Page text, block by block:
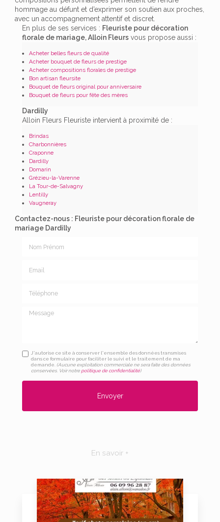
hommage au défunt et d’exprimer son soutien aux proches,
avec un accompagnement attentif et discret.
En plus de ses services : Fleuriste pour décoration
florale de mariage, Alloin Fleurs vous propose aussi :
Acheter belles fleurs de qualité
Acheter bouquet de fleurs de prestige
Acheter compositions florales de prestige
Bon artisan fleursite
Bouquet de fleurs original pour anniversaire
Bouquet de fleurs pour fête des mères
Dardilly
Alloin Fleurs Fleuriste intervient à proximité de :
Brindas
Charbonnières
Craponne
Dardilly
Domarin
Grézieu-la-Varenne
La Tour-de-Salvagny
Lentilly
Vaugneray
Contactez-nous : Fleuriste pour décoration florale de
mariage Dardilly
Message
J'autorise ce site à conserver l'ensemble des données transmises
dans ce formulaire pour faciliter le suivi et le traitement de ma
demande. (Aucune exploitation commerciale ne sera faite des données
conservées. Voir notre politique de confidentialité)
En savoir +